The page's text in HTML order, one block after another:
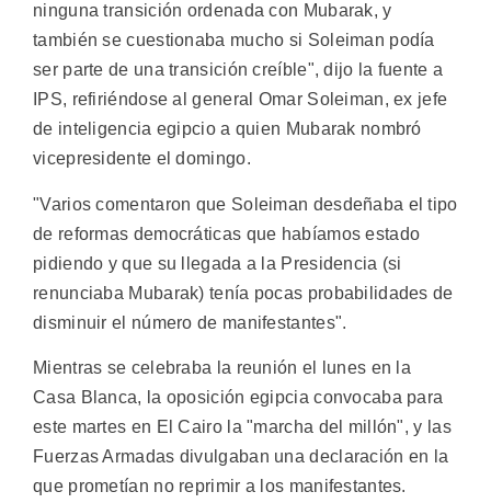
ninguna transición ordenada con Mubarak, y
también se cuestionaba mucho si Soleiman podía
ser parte de una transición creíble", dijo la fuente a
IPS, refiriéndose al general Omar Soleiman, ex jefe
de inteligencia egipcio a quien Mubarak nombró
vicepresidente el domingo.
"Varios comentaron que Soleiman desdeñaba el tipo
de reformas democráticas que habíamos estado
pidiendo y que su llegada a la Presidencia (si
renunciaba Mubarak) tenía pocas probabilidades de
disminuir el número de manifestantes".
Mientras se celebraba la reunión el lunes en la
Casa Blanca, la oposición egipcia convocaba para
este martes en El Cairo la "marcha del millón", y las
Fuerzas Armadas divulgaban una declaración en la
que prometían no reprimir a los manifestantes.